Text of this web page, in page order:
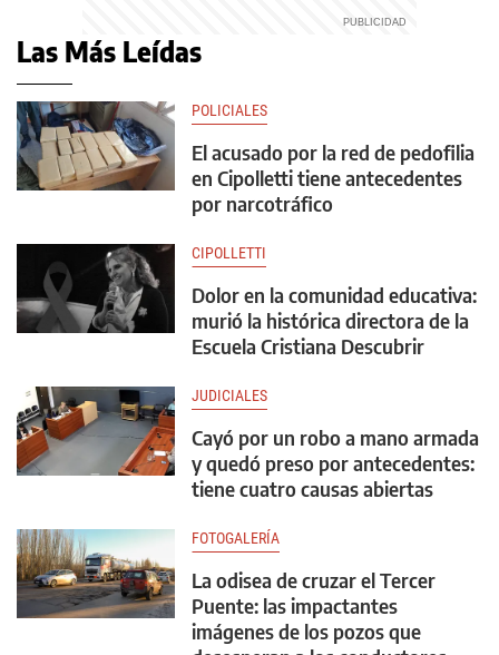
Las Más Leídas
POLICIALES
El acusado por la red de pedofilia
en Cipolletti tiene antecedentes
por narcotráfico
CIPOLLETTI
Dolor en la comunidad educativa:
murió la histórica directora de la
Escuela Cristiana Descubrir
JUDICIALES
Cayó por un robo a mano armada
y quedó preso por antecedentes:
tiene cuatro causas abiertas
FOTOGALERÍA
La odisea de cruzar el Tercer
Puente: las impactantes
imágenes de los pozos que